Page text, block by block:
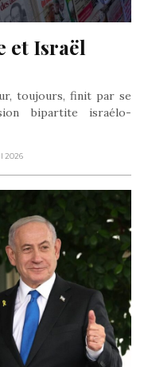
et Israël
toujours, finit par se
bipartite israélo-
2026